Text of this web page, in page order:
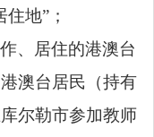
地”；
、居住的港澳台
澳台居民（持有
尔勒市参加教师